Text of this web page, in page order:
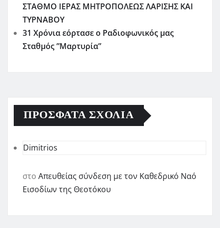
ΣΤΑΘΜΟ ΙΕΡΑΣ ΜΗΤΡΟΠΟΛΕΩΣ ΛΑΡΙΣΗΣ ΚΑΙ
ΤΥΡΝΑΒΟΥ
31 Χρόνια εόρτασε ο Ραδιοφωνικός μας
Σταθμός ”Μαρτυρία”
ΠΡΌΣΦΑΤΑ ΣΧΌΛΙΑ
Dimitrios
στο Απευθείας σύνδεση με τον Καθεδρικό Ναό
Εισοδίων της Θεοτόκου